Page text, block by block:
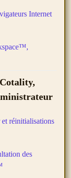
Internet
réinitialisations
des